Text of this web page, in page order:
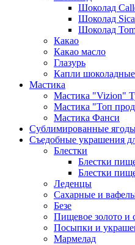
Шоколад
Шоколад
Шоколад
Какао
Какао масло
Глазурь
Капли
Мастика
Мастика "Vizion"
Мастика "Топ
Мастика Фанси
Сублимированные
Съедобные украшения
Блестки
Блестки
Блестки
Леденцы
Сахарные и
Безе
Пищевое золото и
Посыпки и
Мармелад